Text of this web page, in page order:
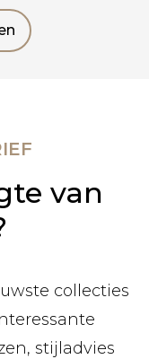
van
collecties
stijladvies